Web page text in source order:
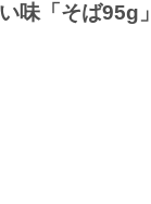
味「そば95g